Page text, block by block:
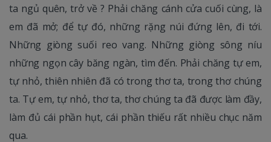
ta ngủ quên, trở về ? Phải chăng cánh cửa cuối cùng, là
em đã mở; để tự đó, những rặng núi đứng lên, đi tới.
Những giòng suối reo vang. Những giòng sông níu
những ngọn cây băng ngàn, tìm đến. Phải chăng tự em,
tự nhỏ, thiên nhiên đã có trong thơ ta, trong thơ chúng
ta. Tự em, tự nhỏ, thơ ta, thơ chúng ta đã được làm đầy,
làm đủ cái phần hụt, cái phần thiếu rất nhiều chục năm
qua.